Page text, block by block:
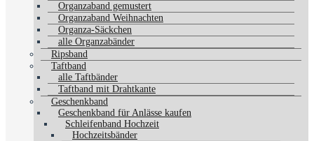
Organzaband gemustert
Organzaband Weihnachten
Organza-Säckchen
alle Organzabänder
Ripsband
Taftband
alle Taftbänder
Taftband mit Drahtkante
Geschenkband
Geschenkband für Anlässe kaufen
Schleifenband Hochzeit
Hochzeitsbänder